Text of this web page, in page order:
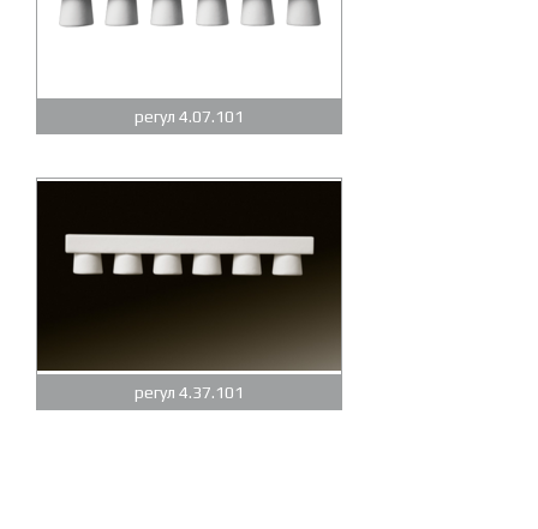
регул 4.07.101
регул 4.37.101